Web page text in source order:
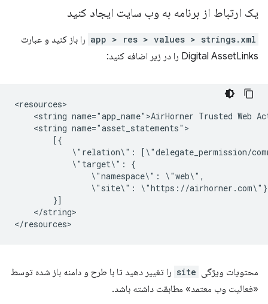
یک ارتباط از برنامه به وب سایت ایجاد کنید
app > res > values > strings.xml را باز کنید و عبارت
Digital AssetLinks را در زیر اضافه کنید:
<string name="app_name">AirHorner Trusted Web
<string
\"relation\":
\"target\":
\"namespace\":
\"site\":
</string>
محتویات ویژگی site را تغییر دهید تا با طرح و دامنه باز شده توسط
«فعالیت وب معتمد» مطابقت داشته باشد.